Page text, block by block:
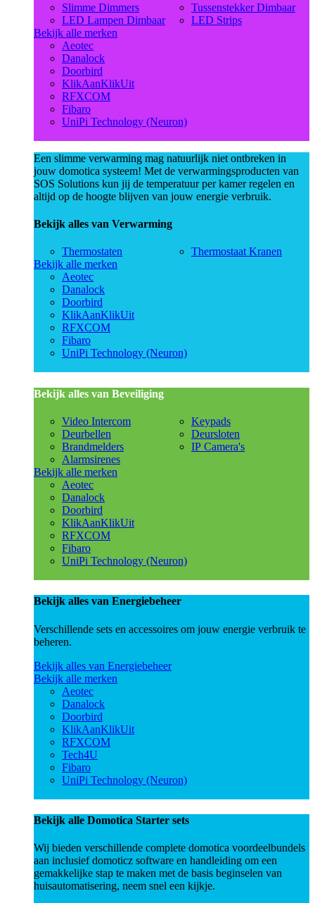
Slimme Dimmers
LED Lampen Dimbaar
Tussenstekker Dimbaar
LED Strips
Bekijk alle merken
Aeotec
Danalock
Doorbird
KlikAanKlikUit
RFXCOM
Fibaro
UniPi Technology (Neuron)
Een slimme verwarming mag natuurlijk niet ontbreken in
jouw domotica systeem! Met de verwarmingsproducten van
SOS Solutions kun jij de temperatuur per kamer regelen en
altijd op de hoogte blijven van jouw energie verbruik.
Bekijk alles van Verwarming
Thermostaten
Thermostaat Kranen
Bekijk alle merken
Aeotec
Danalock
Doorbird
KlikAanKlikUit
RFXCOM
Fibaro
UniPi Technology (Neuron)
Bekijk alles van Beveiliging
Video Intercom
Deurbellen
Brandmelders
Alarmsirenes
Keypads
Deursloten
IP Camera's
Bekijk alle merken
Aeotec
Danalock
Doorbird
KlikAanKlikUit
RFXCOM
Fibaro
UniPi Technology (Neuron)
Bekijk alles van Energiebeheer
Verschillende sets en accessoires om jouw energie verbruik te
beheren.
Bekijk alles van Energiebeheer
Bekijk alle merken
Aeotec
Danalock
Doorbird
KlikAanKlikUit
RFXCOM
Tech4U
Fibaro
UniPi Technology (Neuron)
Bekijk alle Domotica Starter sets
Wij bieden verschillende complete domotica voordeelbundels
aan inclusief domoticz software en handleiding om een
gemakkelijke stap te maken met de basis beginselen van
huisautomatisering, neem snel een kijkje.